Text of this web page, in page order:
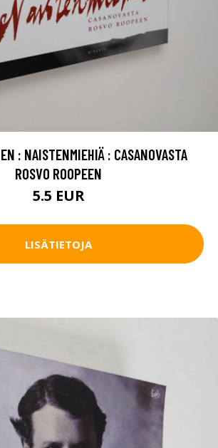
: NAISTENMIEHIÄ : CASANOVASTA
ROSVO ROOPEEN
5.5 EUR
LISÄTIETOJA